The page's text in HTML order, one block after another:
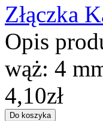
Złączka
Opis
wąż: 4
4,10zł